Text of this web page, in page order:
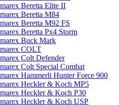
Beretta Elite II
Beretta M84
Beretta M92 FS
Beretta Px4 Storm
Buck Mark
COLT
Colt Defender
Colt Special Combat
Hammerli Hunter Force 900
Heckler & Koch MP5
Heckler & Koch P30
Heckler & Koch USP